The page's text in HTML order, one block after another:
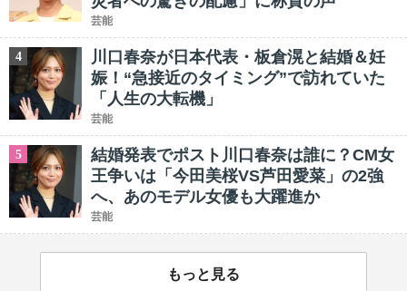
芸能
4
川口春奈が日本代表・板倉滉と結婚＆妊
娠！“急接近のタイミング”で訪れていた
「人生の大転機」
芸能
5
結婚発表でポスト川口春奈は誰に？CM女
王争いは「今田美桜VS芦田愛菜」の2強
へ、あのモデル女優も大躍進か
芸能
もっと見る